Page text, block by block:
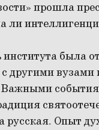
прошла
была
другими
Опыт